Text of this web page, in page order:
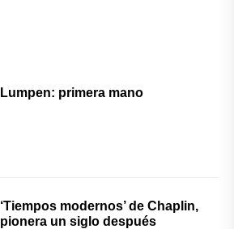
Lumpen: primera mano
‘Tiempos modernos’ de Chaplin,
pionera un siglo después